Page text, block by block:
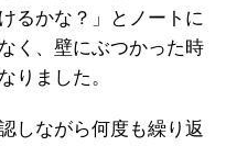
るかな？」とノートに
く、壁にぶつかった時
りました。
しながら何度も繰り返